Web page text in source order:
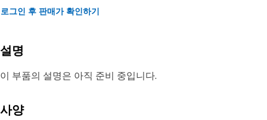
로그인 후 판매가 확인하기
설명
이 부품의 설명은 아직 준비 중입니다.
사양